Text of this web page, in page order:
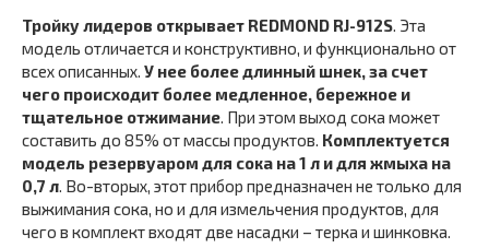
Тройку лидеров открывает REDMOND RJ-912S. Эта
модель отличается и конструктивно, и функционально от
всех описанных. У нее более длинный шнек, за счет
чего происходит более медленное, бережное и
тщательное отжимание. При этом выход сока может
составить до 85% от массы продуктов. Комплектуется
модель резервуаром для сока на 1 л и для жмыха на
0,7 л. Во-вторых, этот прибор предназначен не только для
выжимания сока, но и для измельчения продуктов, для
чего в комплект входят две насадки – терка и шинковка.